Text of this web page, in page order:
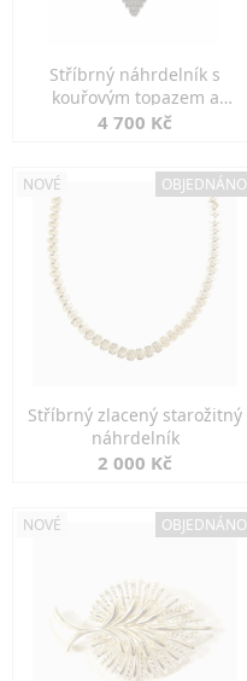
Stříbrný náhrdelník s
kouřovým topazem a
markazity
4 700 Kč
NOVÉ OBJEDNÁNO
Stříbrný zlacený starožitný
náhrdelník
2 000 Kč
NOVÉ OBJEDNÁNO